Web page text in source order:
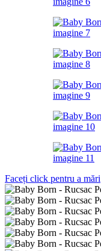
Faceți click pentru a mări